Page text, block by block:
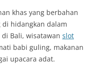
khas yang berbahan
di hidangkan dalam
Bali, wisatawan slot
babi guling, makanan
upacara adat.